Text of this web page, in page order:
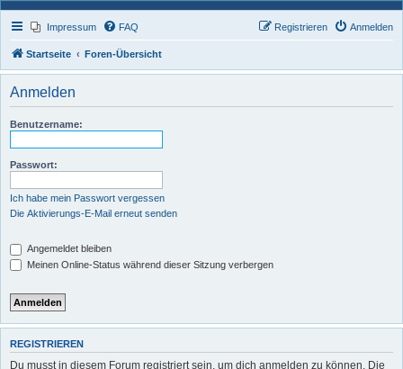
Impressum FAQ Anmelden
Registrieren
Startseite Foren-Übersicht
Anmelden
Benutzername:
Passwort:
Ich habe mein Passwort vergessen
Die Aktivierungs-E-Mail erneut senden
Angemeldet bleiben
Meinen Online-Status während dieser Sitzung verbergen
REGISTRIEREN
Du musst in diesem Forum registriert sein, um dich anmelden zu können. Die